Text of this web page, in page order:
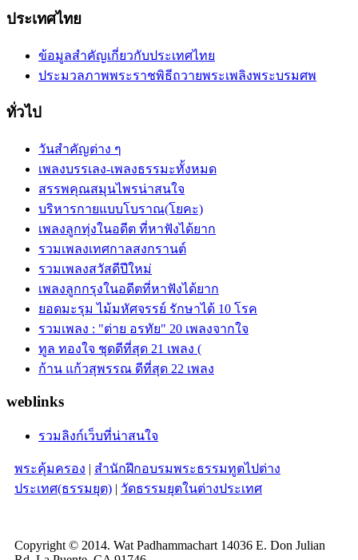
ประเทศไทย
ข้อมูลสำคัญเกี่ยวกับประเทศไทย
ประมวลภาพพระราชพิธีถวายพระเพลิงพระบรมศพ
ทั่วไป
วันสำคัญต่าง ๆ
เพลงบรรเลง-เพลงธรรมะทั้งหมด
สรรพคุณสมุนไพรน่าสนใจ
บริหารกายแบบโบราณ(โยคะ)
เพลงลูกทุ่งในอดีต ที่หาฟังได้ยาก
รวมเพลงเทศกาลสงกรานต์
รวมเพลงสวัสดีปีใหม่
เพลงลูกกรุงในอดีตที่หาฟังได้ยาก
ยอดมะรุม ไม้มหัศจรรย์ รักษาได้ 10 โรค
รวมเพลง : "ต่าย อรทัย" 20 เพลงจากใจ
ทูล ทองใจ ชุดดีที่สุด 21 เพลง (
ก้าน แก้วสุพรรณ ดีที่สุด 22 เพลง
weblinks
รวมลิงก์เว็บที่น่าสนใจ
พระคุ้มครอง | สำนักฝึกอบรมพระธรรมทูตไปต่าง
ประเทศ(ธรรมยุต) | วัดธรรมยุตในต่างประเทศ
Copyright © 2014. Wat Padhammachart 14036 E. Don Julian